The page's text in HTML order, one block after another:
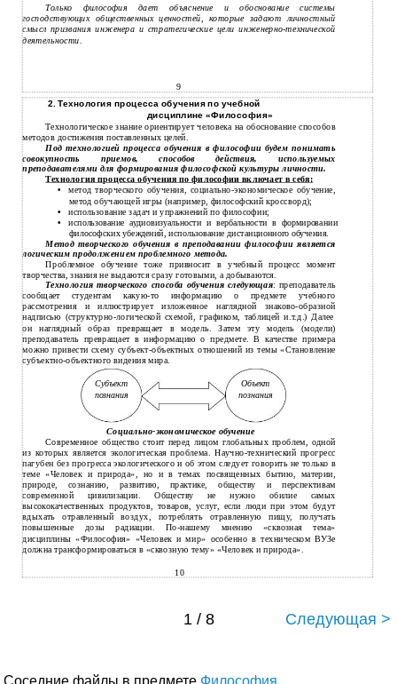
Только философия дает объяснение и обоснование системы
господствующих общественных ценностей, которые задают личностный
смысл призвания инженера и стратегические цели инженерно-технической
деятельности.
9
2. Технология процесса обучения по учебной
дисциплине «Философия»
Технологическое знание ориентирует человека на обоснование способов
методов достижения поставленных целей.
Под технологией процесса обучения в философии будем понимать
совокупность приемов, способов действия, используемых
преподавателями для формирования философской культуры личности.
Технология процесса обучения по философии включает в себя:
•
метод творческого обучения, социально-экономическое обучение,
метод обучающей игры (например, философский кроссворд);
• использование задач и упражнений по философии;
•
использование аудиовизуальности и вербальности в формировании
философских убеждений, использование дистанционного обучения.
Метод творческого обучения в преподавании философии является
логическим продолжением проблемного метода.
Проблемное обучение тоже привносит в учебный процесс момент
творчества, знания не выдаются сразу готовыми, а добываются.
Технология творческого способа обучения следующая: преподаватель
сообщает студентам какую-то информацию о предмете учебного
рассмотрения и иллюстрирует изложенное наглядной знаково-образной
надписью (структурно-логической схемой, графиком, таблицей и.т.д.) Далее
он наглядный образ превращает в модель. Затем эту модель (модели)
преподаватель превращает в информацию о предмете. В качестве примера
можно привести схемусубъект-объектных отношений из темы «Становление
субъектно-объектного видения мира.
Субъект
Объект
познания
познания
Социально-экономическое обучение
Современное общество стоит перед лицом глобальных проблем, одной
из которых является экологическая проблема. Научно-технический прогресс
пагубен без прогресса экологического и об этом следует говорить не только в
теме «Человек и природа», но и в темах посвященных бытию, материи,
природе, сознанию, развитию, практике, обществу и перспективам
современной цивилизации. Обществу не нужно обилие самых
высококачественных продуктов, товаров, услуг, если люди при этом будут
вдыхать отравленный воздух, потреблять отравленную пищу, получать
повышенные дозы радиации. По-нашему мнению «сквозная тема»
дисциплины «Философия» «Человек и мир» особенно в техническом ВУЗе
должна трансформироваться в «сквозную тему» «Человек и природа».
10
1 / 8 Следующая >